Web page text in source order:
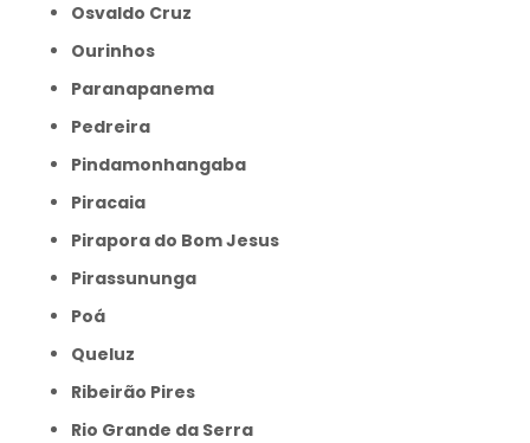
Osvaldo Cruz
Ourinhos
Paranapanema
Pedreira
Pindamonhangaba
Piracaia
Pirapora do Bom Jesus
Pirassununga
Poá
Queluz
Ribeirão Pires
Rio Grande da Serra